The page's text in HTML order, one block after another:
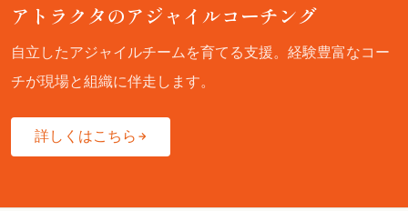
アトラクタのアジャイルコーチング
自立したアジャイルチームを育てる支援。経験豊富なコー
チが現場と組織に伴走します。
詳しくはこちら